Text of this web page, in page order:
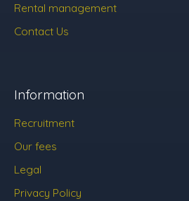
Rental management
Contact Us
Information
Recruitment
Our fees
Legal
Privacy Policy